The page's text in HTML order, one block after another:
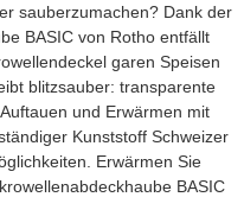
sauberzumachen? Dank der
BASIC von Rotho entfällt
garen Speisen
blitzsauber: transparente
und Erwärmen mit
Kunststoff Schweizer
Erwärmen Sie
BASIC